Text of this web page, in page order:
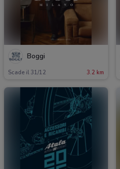
Boggi
Scade il 31/12 3.2 km